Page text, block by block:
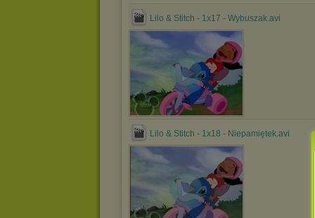
Lilo & Stitch - 1x17 - Wybuszak.avi
Lilo & Stitch - 1x18 - Niepamiętek.avi